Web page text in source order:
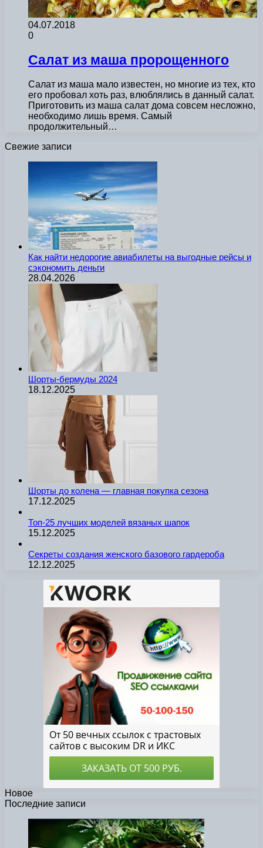
04.07.2018
0
Салат из маша пророщенного
Салат из маша мало известен, но многие из тех, кто
его пробовал хоть раз, влюблялись в данный салат.
Приготовить из маша салат дома совсем несложно,
необходимо лишь время. Самый
продолжительный…
Свежие записи
Как найти недорогие авиабилеты на выгодные рейсы и
сэкономить деньги
28.04.2026
Шорты-бермуды 2024
18.12.2025
Шорты до колена — главная покупка сезона
17.12.2025
Топ-25 лучших моделей вязаных шапок
15.12.2025
Секреты создания женского базового гардероба
12.12.2025
Новое
Последние записи